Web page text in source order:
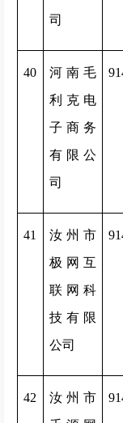
司
40
河南毛
利克电
子商务
有限公
司
41
汝州市
极网互
联网科
技有限
公司
42
汝州市